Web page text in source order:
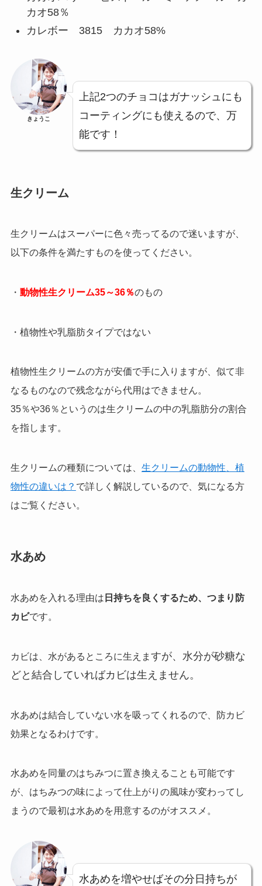
カオ58％
カレボー 3815 カカオ58%
きょうこ
上記2つのチョコはガナッシュにも
コーティングにも使えるので、万
能です！
生クリーム
生クリームはスーパーに色々売ってるので迷いますが、
以下の条件を満たすものを使ってください。
・ 動物性生クリーム35～36％のもの
・植物性や乳脂肪タイプではない
植物性生クリームの方が安価で手に入りますが、似て非
なるものなので残念ながら代用はできません。
35％や36％というのは生クリームの中の乳脂肪分の割合
を指します。
生クリームの種類については、 生クリームの動物性、植
物性の違いは？ で詳しく解説しているので、気になる方
はご覧ください。
水あめ
水あめを入れる理由は 日持ちを良くするため、つまり防
カビです。
カビは、水があるところに生えま すが、水分が砂糖な
どと結合していればカビは生えません。
水あめは結合していない水を吸ってくれるので、防カビ
効果となるわけです。
水あめを同量のはちみつに置き換えることも可能です
が、はちみつの味によって仕上がりの風味が変わってし
まうので最初は水あめを用意するのがオススメ。
水あめを増やせばその分日持ちが